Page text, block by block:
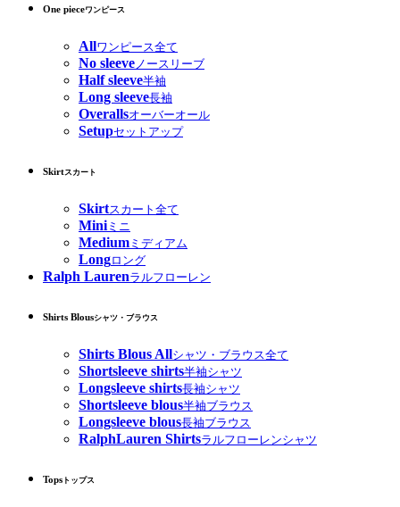
One pieceワンピース
Allワンピース全て
No sleeveノースリーブ
Half sleeve半袖
Long sleeve長袖
Overallsオーバーオール
Setupセットアップ
Skirtスカート
Skirtスカート全て
Miniミニ
Medium ミディアム
Longロング
Ralph Laurenラルフローレン
Shirts Blousシャツ・ブラウス
Shirts Blous Allシャツ・ブラウス全て
Shortsleeve shirts半袖シャツ
Longsleeve shirts長袖シャツ
Shortsleeve blous半袖ブラウス
Longsleeve blous長袖ブラウス
RalphLauren Shirtsラルフローレンシャツ
Tops トップス